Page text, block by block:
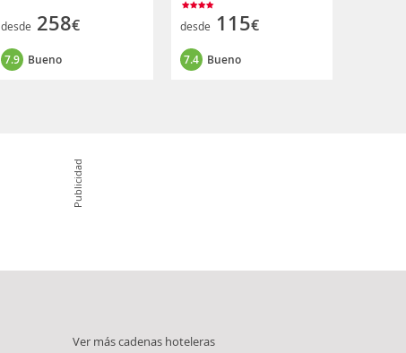
desde 258€
7.9 Bueno
desde 115€
7.4 Bueno
Publicidad
Ver más cadenas hoteleras